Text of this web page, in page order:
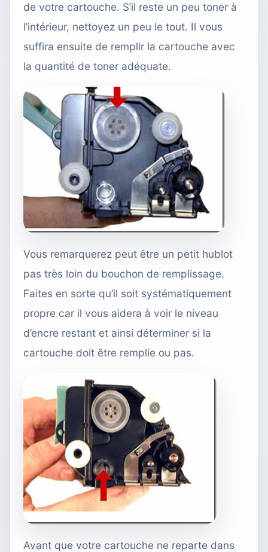
de votre cartouche. S’il reste un peu toner à
l’intérieur, nettoyez un peu le tout. Il vous
suffira ensuite de remplir la cartouche avec
la quantité de toner adéquate.
Vous remarquerez peut être un petit hublot
pas très loin du bouchon de remplissage.
Faites en sorte qu’il soit systématiquement
propre car il vous aidera à voir le niveau
d’encre restant et ainsi déterminer si la
cartouche doit être remplie ou pas.
Avant que votre cartouche ne reparte dans